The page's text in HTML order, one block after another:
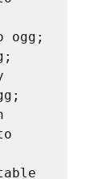
ogg;